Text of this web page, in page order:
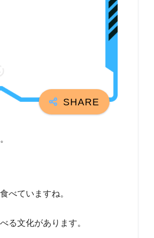
べていますね。
る文化があります。